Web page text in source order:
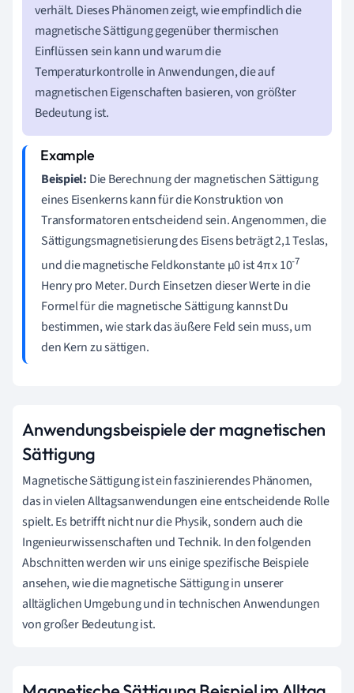
verhält. Dieses Phänomen zeigt, wie empfindlich die
magnetische Sättigung gegenüber thermischen
Einflüssen sein kann und warum die
Temperaturkontrolle in Anwendungen, die auf
magnetischen Eigenschaften basieren, von größter
Bedeutung ist.
Beispiel: Die Berechnung der magnetischen Sättigung
eines Eisenkerns kann für die Konstruktion von
Transformatoren entscheidend sein. Angenommen, die
Sättigungsmagnetisierung des Eisens beträgt 2,1 Teslas,
und die magnetische Feldkonstante μ0 ist 4π x 10-7
Henry pro Meter. Durch Einsetzen dieser Werte in die
Formel für die magnetische Sättigung kannst Du
bestimmen, wie stark das äußere Feld sein muss, um
den Kern zu sättigen.
Anwendungsbeispiele der magnetischen
Sättigung
Magnetische Sättigung ist ein faszinierendes Phänomen,
das in vielen Alltagsanwendungen eine entscheidende Rolle
spielt. Es betrifft nicht nur die Physik, sondern auch die
Ingenieurwissenschaften und Technik. In den folgenden
Abschnitten werden wir uns einige spezifische Beispiele
ansehen, wie die magnetische Sättigung in unserer
alltäglichen Umgebung und in technischen Anwendungen
von großer Bedeutung ist.